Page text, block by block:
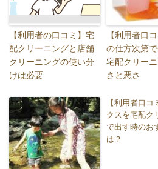
【利用者の口コミ】宅
配クリーニングと店舗
クリーニングの使い分
けは必要
【利用者口
の仕方次第
宅配クリー
さと悪さ
【利用者口コ
クスを宅配ク
で出す時のお
は？